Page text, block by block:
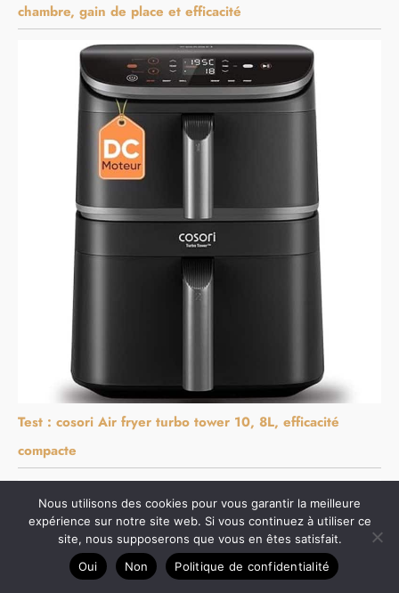
chambre, gain de place et efficacité
Test : cosori Air fryer turbo tower 10, 8L, efficacité
compacte
Nous utilisons des cookies pour vous garantir la meilleure
expérience sur notre site web. Si vous continuez à utiliser ce
site, nous supposerons que vous en êtes satisfait.
Oui
Non Politique de confidentialité